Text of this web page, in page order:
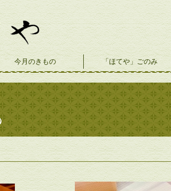
今月のきもの 「ほてや」ごのみ